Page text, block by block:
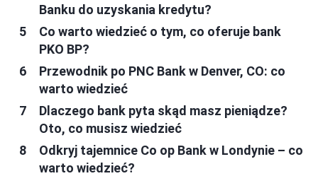
Banku do uzyskania kredytu?
Co warto wiedzieć o tym, co oferuje bank
PKO BP?
Przewodnik po PNC Bank w Denver, CO: co
warto wiedzieć
Dlaczego bank pyta skąd masz pieniądze?
Oto, co musisz wiedzieć
Odkryj tajemnice Co op Bank w Londynie – co
warto wiedzieć?